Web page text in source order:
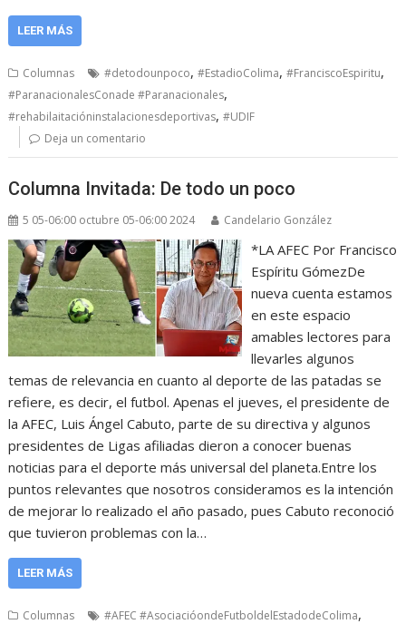
LEER MÁS
Columnas #detodounpoco,#EstadioColima,#FranciscoEspiritu,
#ParanacionalesConade #Paranacionales,
#rehabilaitacióninstalacionesdeportivas,#UDIF
Deja un comentario
Columna Invitada: De todo un poco
5 05-06:00 octubre 05-06:00 2024 Candelario González
*LA AFEC Por Francisco
Espíritu GómezDe
nueva cuenta estamos
en este espacio
amables lectores para
llevarles algunos
temas de relevancia en cuanto al deporte de las patadas se
refiere, es decir, el futbol. Apenas el jueves, el presidente de
la AFEC, Luis Ángel Cabuto, parte de su directiva y algunos
presidentes de Ligas afiliadas dieron a conocer buenas
noticias para el deporte más universal del planeta.Entre los
puntos relevantes que nosotros consideramos es la intención
de mejorar lo realizado el año pasado, pues Cabuto reconoció
que tuvieron problemas con la…
LEER MÁS
Columnas #AFEC #AsociacióondeFutboldelEstadodeColima,